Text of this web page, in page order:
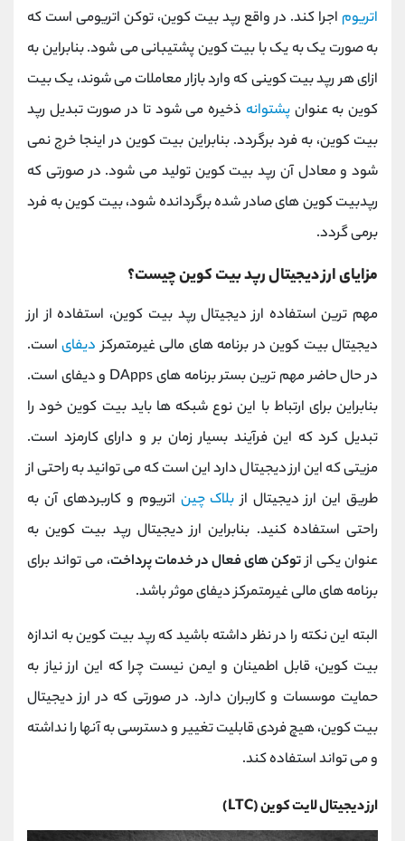
اتریوم اجرا کند. در واقع رپد بیت کوین، توکن اتریومی است که
به صورت یک به یک با بیت کوین پشتیبانی می شود. بنابراین به
ازای هر رپد بیت کوینی که وارد بازار معاملات می شوند، یک بیت
کوین به عنوانپشتوانه ذخیره می شود تا در صورت تبدیل رپد
بیت کوین، به فرد برگردد. بنابراین بیت کوین در اینجا خرج نمی
شود و معادل آن رپد بیت کوین تولید می شود. در صورتی که
رپدبیت کوین های صادر شده برگردانده شود، بیت کوین به فرد
برمی گردد.
مزایای ارز دیجیتال رپد بیت کوین چیست؟
مهم ترین استفاده ارز دیجیتال رپد بیت کوین، استفاده از ارز
دیجیتال بیت کوین در برنامه های مالی غیرمتمرکزدیفایاست.
در حال حاضر مهم ترین بستر برنامه های DApps و دیفای است.
بنابراین برای ارتباط با این نوع شبکه ها باید بیت کوین خود را
تبدیل کرد که این فرآیند بسیار زمان بر و دارای کارمزد است.
مزیتی که این ارز دیجیتال دارد این است که می توانید به راحتی از
طریق این ارز دیجیتال از بلاک چین اتریوم و کاربردهای آن به
راحتی استفاده کنید. بنابراین ارز دیجیتال رپد بیت کوین به
عنوان یکی ازتوکن های فعال در خدمات پرداخت، می تواند برای
برنامه های مالی غیرمتمرکز دیفای موثر باشد.
البته این نکته را در نظر داشته باشید که رپد بیت کوین به اندازه
بیت کوین، قابل اطمینان و ایمن نیست چرا که این ارز نیاز به
حمایت موسسات و کاربران دارد. در صورتی که در ارز دیجیتال
بیت کوین، هیچ فردی قابلیت تغییر و دسترسی به آنها را نداشته
و می تواند استفاده کند.
ارز دیجیتال لایت کوین (LTC)